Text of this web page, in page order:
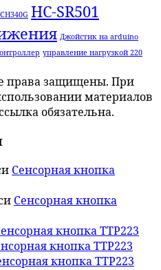
CH340G HC-SR501
Джойстик на arduino
управление нагрузкой 220
права защищены. При
материалов
обязательна.
Сенсорная кнопка
Сенсорная кнопка
кнопка TTP223
кнопка TTP223
кнопка TTP223